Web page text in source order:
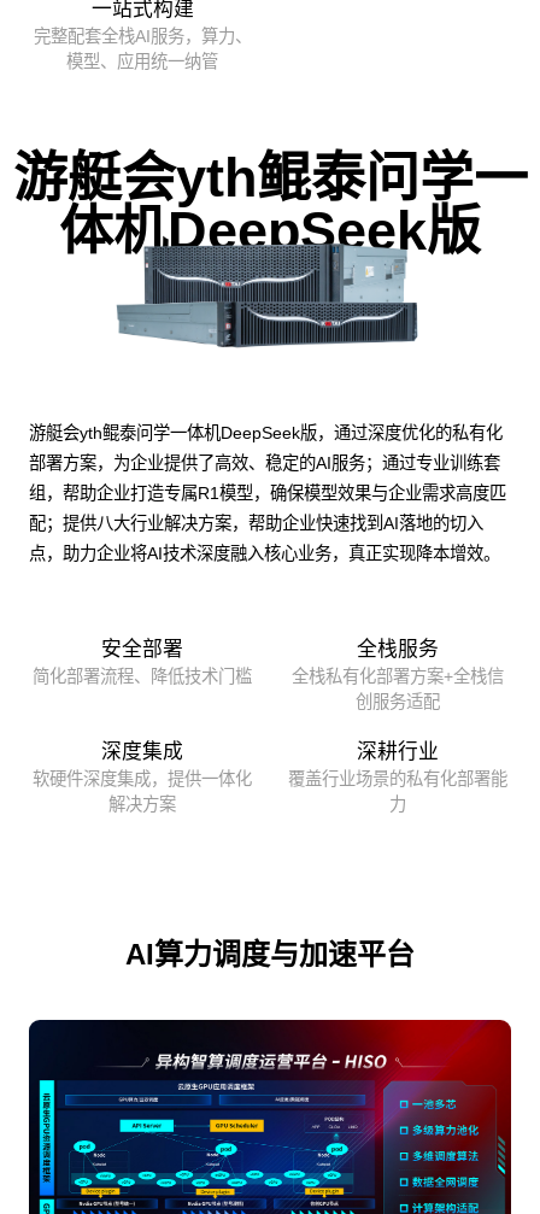
一站式构建
完整配套全栈AI服务，算力、
模型、应用统一纳管
游艇会yth鲲泰问学一
体机DeepSeek版
游艇会yth鲲泰问学一体机DeepSeek版，通过深度优化的私有化
部署方案，为企业提供了高效、稳定的AI服务；通过专业训练套
组，帮助企业打造专属R1模型，确保模型效果与企业需求高度匹
配；提供八大行业解决方案，帮助企业快速找到AI落地的切入
点，助力企业将AI技术深度融入核心业务，真正实现降本增效。
安全部署
简化部署流程、降低技术门槛
全栈服务
全栈私有化部署方案+全栈信
创服务适配
深度集成
软硬件深度集成，提供一体化
解决方案
深耕行业
覆盖行业场景的私有化部署能
力
AI算力调度与加速平台